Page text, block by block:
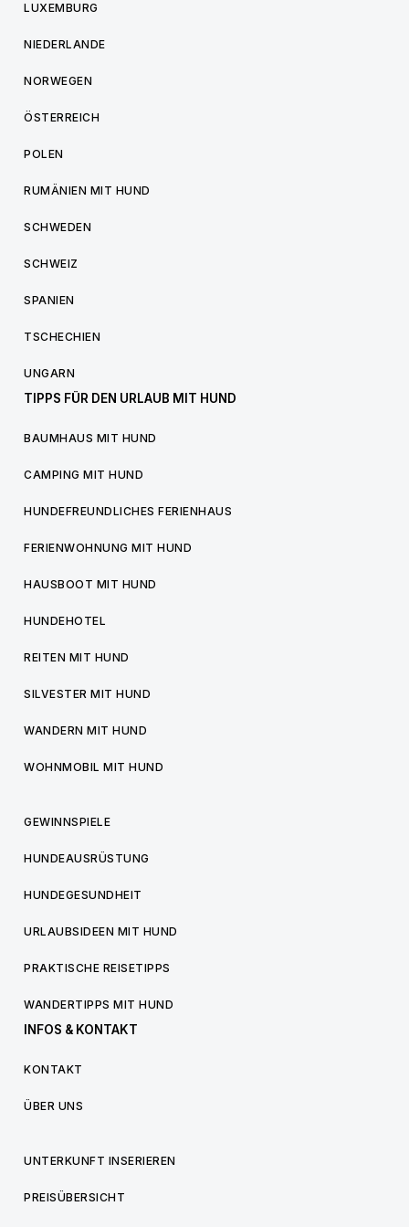
LUXEMBURG
NIEDERLANDE
NORWEGEN
ÖSTERREICH
POLEN
RUMÄNIEN MIT HUND
SCHWEDEN
SCHWEIZ
SPANIEN
TSCHECHIEN
UNGARN
TIPPS FÜR DEN URLAUB MIT HUND
BAUMHAUS MIT HUND
CAMPING MIT HUND
HUNDEFREUNDLICHES FERIENHAUS
FERIENWOHNUNG MIT HUND
HAUSBOOT MIT HUND
HUNDEHOTEL
REITEN MIT HUND
SILVESTER MIT HUND
WANDERN MIT HUND
WOHNMOBIL MIT HUND
GEWINNSPIELE
HUNDEAUSRÜSTUNG
HUNDEGESUNDHEIT
URLAUBSIDEEN MIT HUND
PRAKTISCHE REISETIPPS
WANDERTIPPS MIT HUND
INFOS & KONTAKT
KONTAKT
ÜBER UNS
UNTERKUNFT INSERIEREN
PREISÜBERSICHT